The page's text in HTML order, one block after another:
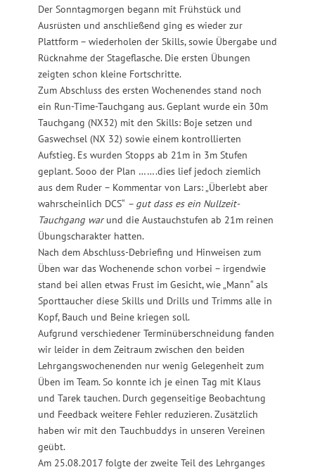
Der Sonntagmorgen begann mit Frühstück und
Ausrüsten und anschließend ging es wieder zur
Plattform – wiederholen der Skills, sowie Übergabe und
Rücknahme der Stageflasche. Die ersten Übungen
zeigten schon kleine Fortschritte.
Zum Abschluss des ersten Wochenendes stand noch
ein Run-Time-Tauchgang aus. Geplant wurde ein 30m
Tauchgang (NX32) mit den Skills: Boje setzen und
Gaswechsel (NX 32) sowie einem kontrollierten
Aufstieg. Es wurden Stopps ab 21m in 3m Stufen
geplant. Sooo der Plan …….dies lief jedoch ziemlich
aus dem Ruder – Kommentar von Lars: „Überlebt aber
wahrscheinlich DCS“ – gut dass es ein Nullzeit-
Tauchgang warund die Austauchstufen ab 21m reinen
Übungscharakter hatten.
Nach dem Abschluss-Debriefing und Hinweisen zum
Üben war das Wochenende schon vorbei – irgendwie
stand bei allen etwas Frust im Gesicht, wie „Mann“ als
Sporttaucher diese Skills und Drills und Trimms alle in
Kopf, Bauch und Beine kriegen soll.
Aufgrund verschiedener Terminüberschneidung fanden
wir leider in dem Zeitraum zwischen den beiden
Lehrgangswochenenden nur wenig Gelegenheit zum
Üben im Team. So konnte ich je einen Tag mit Klaus
und Tarek tauchen. Durch gegenseitige Beobachtung
und Feedback weitere Fehler reduzieren. Zusätzlich
haben wir mit den Tauchbuddys in unseren Vereinen
geübt.
Am 25.08.2017 folgte der zweite Teil des Lehrganges